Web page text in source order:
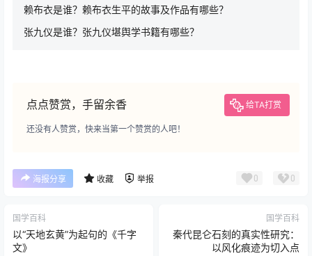
赖布衣是谁？赖布衣生平的故事及作品有哪些？
张九仪是谁？张九仪堪舆学书籍有哪些？
点点赞赏，手留余香 给TA打赏
还没有人赞赏，快来当第一个赞赏的人吧！
海报分享 收藏 举报 0 0
国学百科
以“天地玄黄”为起句的《千字
文》
国学百科
秦代昆仑石刻的真实性研究：
以风化痕迹为切入点